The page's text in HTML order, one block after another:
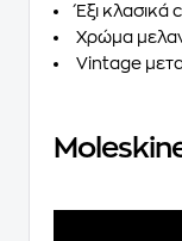
Έξι
Χρώμα
Vintage